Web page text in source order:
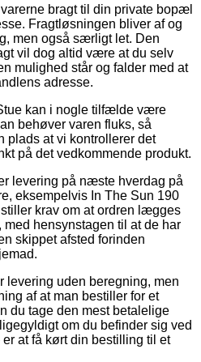
bragt til din private bopæl
Fragtløsningen bliver af og
men også særligt let. Den
vil dog altid være at du selv
mulighed står og falder med at
adresse.
kan i nogle tilfælde være
behøver varen fluks, så
plads at vi kontrollerer det
på det vedkommende produkt.
levering på næste hverdag på
eksempelvis In The Sun 190
krav om at ordren lægges
hensynstagen til at de har
skippet afsted forinden
levering uden beregning, men
af at man bestiller for et
du tage den mest betalelige
om du befinder sig ved
at få kørt din bestilling til et